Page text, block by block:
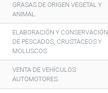
GRASAS DE ORIGEN VEGETAL Y
ANIMAL.
ELABORACIÓN Y CONSERVACIÓN
DE PESCADOS, CRUSTÁCEOS Y
MOLUSCOS.
VENTA DE VEHÍCULOS
AUTOMOTORES.